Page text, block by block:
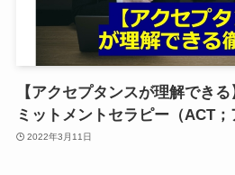
【アクセプタンスが理解でき
ミットメントセラピー（ACT；
2022年3月11日